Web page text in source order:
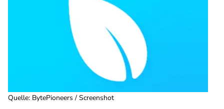
Quelle: BytePioneers / Screenshot